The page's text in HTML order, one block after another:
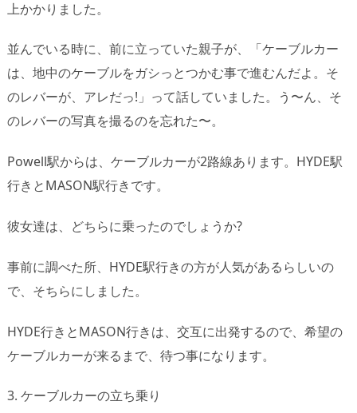
上かかりました。
並んでいる時に、前に立っていた親子が、「ケーブルカー
は、地中のケーブルをガシっとつかむ事で進むんだよ。そ
のレバーが、アレだっ!」って話していました。う〜ん、そ
のレバーの写真を撮るのを忘れた〜。
Powell駅からは、ケーブルカーが2路線あります。HYDE駅
行きとMASON駅行きです。
彼女達は、どちらに乗ったのでしょうか?
事前に調べた所、HYDE駅行きの方が人気があるらしいの
で、そちらにしました。
HYDE行きとMASON行きは、交互に出発するので、希望の
ケーブルカーが来るまで、待つ事になります。
3. ケーブルカーの立ち乗り